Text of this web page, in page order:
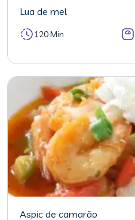
Lua de mel
120 Min
Aspic de camarão